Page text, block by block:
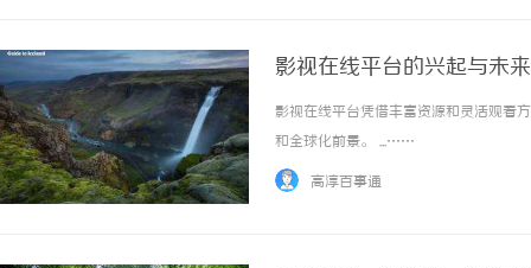
影视在线平台的兴起与未
影视在线平台凭借丰富资源和灵活观看
和全球化前景。 ...……
高淳百事通